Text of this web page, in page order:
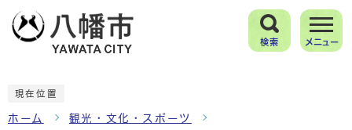
検索 メニュー
現在位置
ホーム 観光・文化・スポーツ